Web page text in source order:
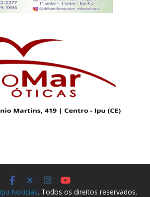
Ipu Noticias. Todos os direitos reservados.